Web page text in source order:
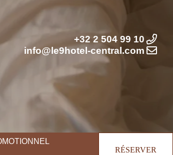
+32 2 504 99 10
info@le9hotel-central.com
RÉSERVER